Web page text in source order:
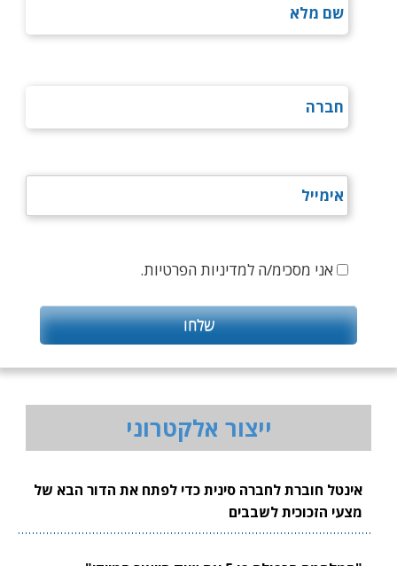
אני מסכימ/ה למדיניות הפרטיות.
ייצור אלקטרוני
אינטל חוברת לחברה סינית כדי לפתח את הדור הבא של
מצעי הזכוכית לשבבים